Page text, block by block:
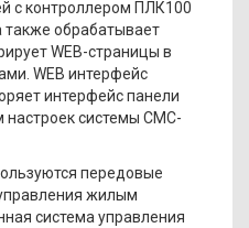
с контроллером ПЛК100
также обрабатывает
WEB-страницы в
WEB интерфейс
интерфейс панели
настроек системы СМС-
передовые
жилым
система управления